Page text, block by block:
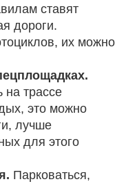
ставят
дороги.
их можно
на трассе
это можно
лучше
для этого
Парковаться,